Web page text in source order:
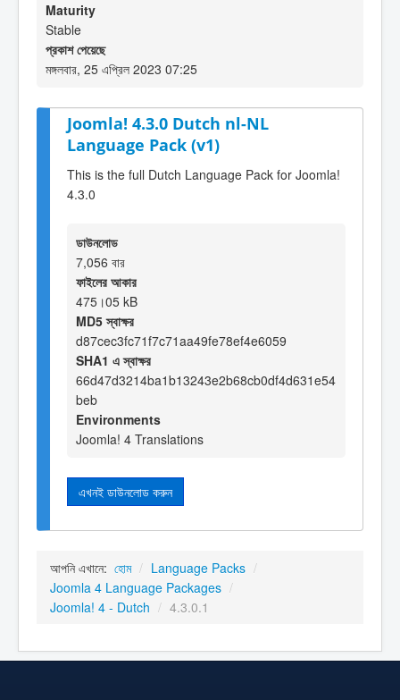
Maturity
Stable
প্রকাশ পেয়েছে
মঙ্গলবার, 25 এপ্রিল 2023 07:25
Joomla! 4.3.0 Dutch nl-NL
Language Pack (v1)
This is the full Dutch Language Pack for Joomla!
4.3.0
ডাউনলোড
7,056 বার
ফাইলের আকার
475।05 kB
MD5 স্বাক্ষর
d87cec3fc71f7c71aa49fe78ef4e6059
SHA1 এ স্বাক্ষর
66d47d3214ba1b13243e2b68cb0df4d631e54
beb
Environments
Joomla! 4 Translations
এখনই ডাউনলোড করুন
আপনি এখানে: হোম / Language Packs /
Joomla 4 Language Packages /
Joomla! 4 - Dutch / 4.3.0.1